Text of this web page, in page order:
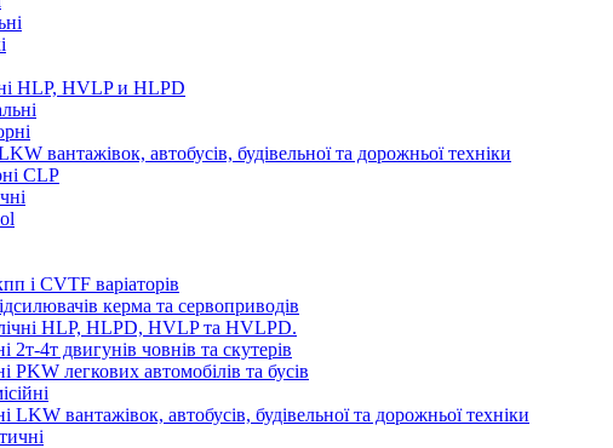
HLP, HVLP и HLPD
вантажівок, автобусів, будівельної та дорожньої техніки
CLP
і CVTF варіаторів
керма та сервоприводів
HLP, HLPD, HVLP та HVLPD.
4т двигунів човнів та скутерів
PKW легкових автомобілів та бусів
LKW вантажівок, автобусів, будівельної та дорожньої техніки